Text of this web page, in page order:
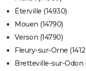
Éterville (14930)
Mouen (14790)
Verson (14790)
Fleury-sur-Orne
Bretteville-sur-Odon